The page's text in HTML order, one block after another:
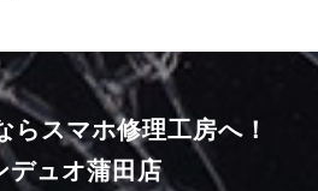
スマホ修理工房へ！
デュオ蒲田店